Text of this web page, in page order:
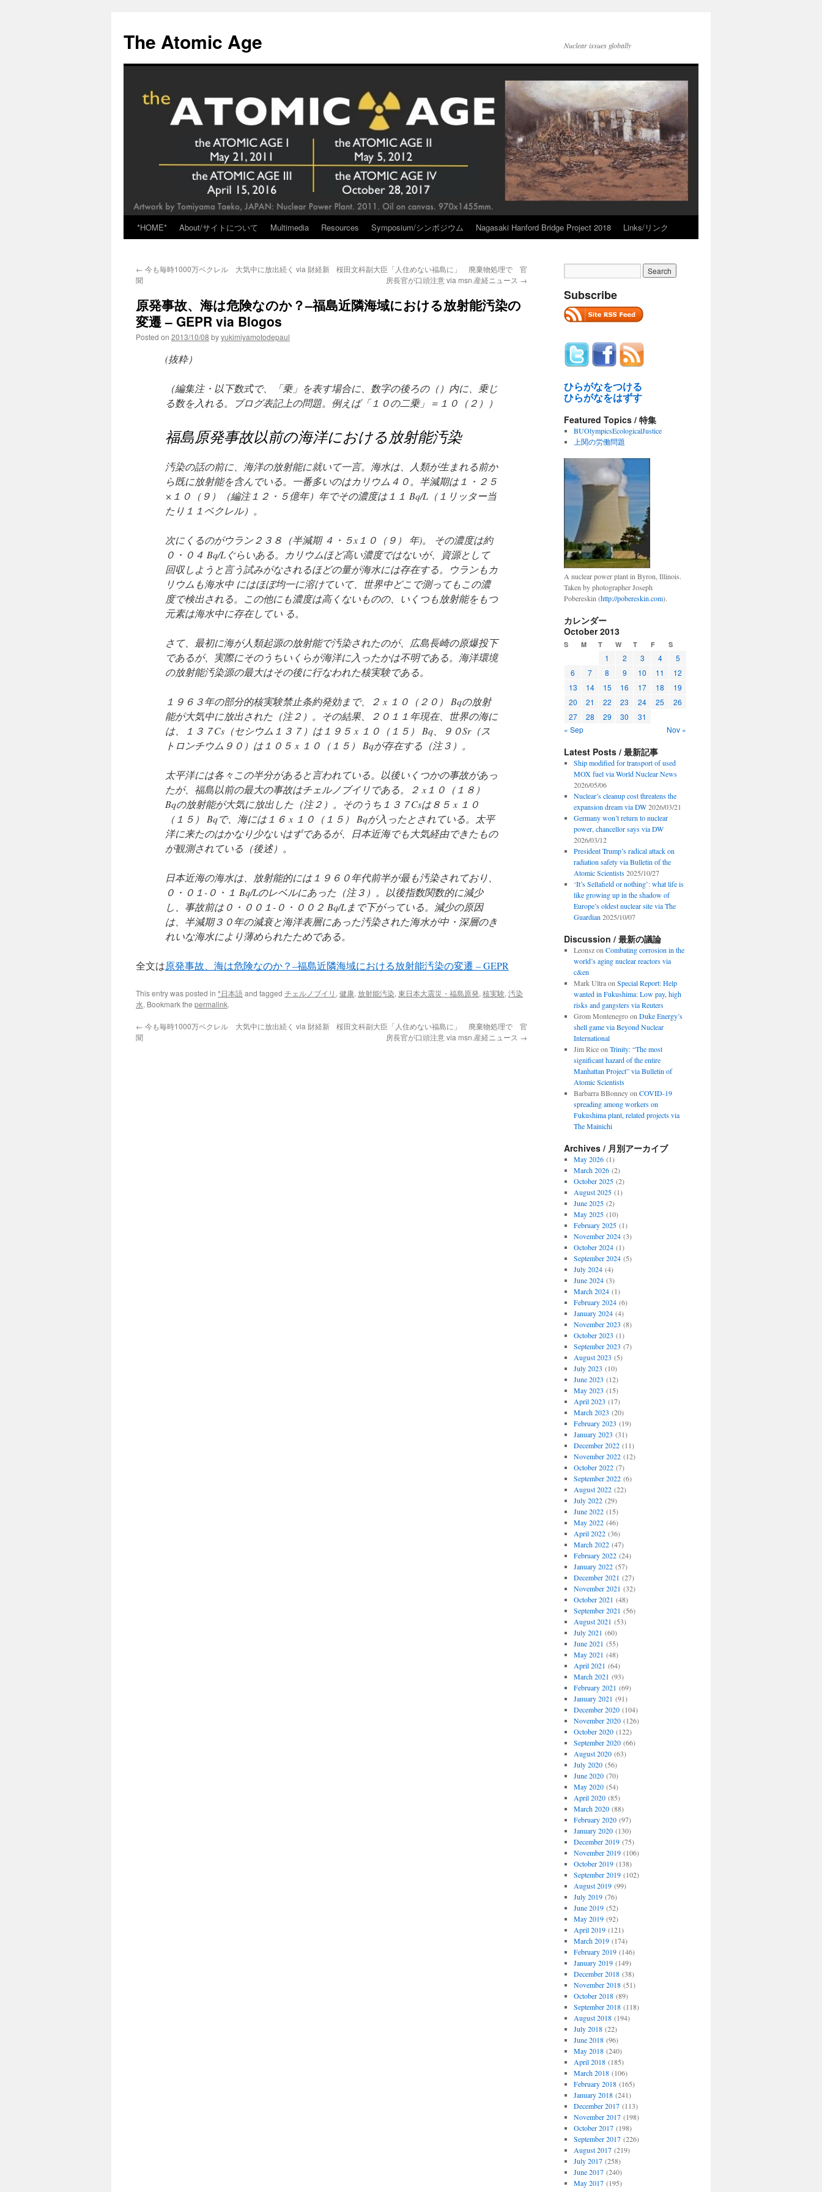
content
The Atomic Age Nuclear issues globally
*HOME* About/サイトについて Multimedia Resources Symposium/シンポジウム Nagasaki Hanford Bridge Project 2018 Links/リンク
← 今も毎時1000万ベクレル 大気中に放出続く via 財経新
聞
桜田文科副大臣「人住めない福島に」 廃棄物処理で 官
房長官が口頭注意 via msn.産経ニュース →
原発事故、海は危険なのか？–福島近隣海域における放射能汚染の
変遷 – GEPR via Blogos
Posted on 2013/10/08 byyukimiyamotodepaul
(抜粋）
（編集注・以下数式で、「乗」を表す場合に、数字の後ろの（）内に、乗じ
る数を入れる。ブログ表記上の問題。例えば「１０の二乗」＝１０（２））
福島原発事故以前の海洋における放射能汚染
汚染の話の前に、海洋の放射能に就いて一言。海水は、人類が生まれる前か
ら既に放射能を含んでいる。一番多いのはカリウム４０。半減期は１・２５
×１０（９）（編注１２・５億年）年でその濃度は１１ Bq/L（１リッター当
たり１１ベクレル）。
次にくるのがウラン２３８（半減期 ４・５x１０（９） 年)。 その濃度は約
０・０４ Bq/Lぐらいある。カリウムほど高い濃度ではないが、資源として
回収しようと言う試みがなされるほどの量が海水には存在する。ウランもカ
リウムも海水中 にはほぼ均一に溶けていて、世界中どこで測ってもこの濃
度で検出される。この他にも濃度は高くないものの、いくつも放射能をもつ
元素は海水中に存在してい る。
さて、最初に海が人類起源の放射能で汚染されたのが、広島長崎の原爆投下
であるが、実際にそのうちいくらが海洋に入ったかは不明である。海洋環境
の放射能汚染源の最大はその後に行なわれた核実験である。
１９６３年の部分的核実験禁止条約発効まで、２ x １０（２０） Bqの放射
能が大気中に放出された（注２）。その結果、２０１１年現在、世界の海に
は、１３７Cs（セシウム１３７）は１９５ x １０（１５） Bq、９０Sr（ス
トロンチウム９０）は１０５ x １０（１５） Bqが存在する（注３）。
太平洋には各々この半分があると言われている。以後いくつかの事故があっ
たが、福島以前の最大の事故はチェルノブイリである。２ x１０（１８）
Bqの放射能が大気に放出した（注２）。そのうち１３７Csは８５ x １０
（１５） Bqで、海には１６ x １０（１５） Bqが入ったとされている。太平
洋に来たのはかなり少ないはずであるが、日本近海でも大気経由できたもの
が観測されている（後述）。
日本近海の海水は、放射能的には１９６０年代前半が最も汚染されており、
０・０１-０・１ Bq/Lのレベルにあった（注３）。以後指数関数的に減少
し、事故前は０・００１-０・００２ Bq/Lまで下がっている。減少の原因
は、半減期３０年の減衰と海洋表層にあった汚染された海水が中・深層のき
れいな海水により薄められたためである。
全文は原発事故、海は危険なのか？–福島近隣海域における放射能汚染の変遷 – GEPR
This entry was posted in *日本語and tagged チェルノブイリ , 健康, 放射能汚染, 東日本大震災・福島原発, 核実験, 汚染
水. Bookmark the permalink.
← 今も毎時1000万ベクレル 大気中に放出続く via 財経新
聞
桜田文科副大臣「人住めない福島に」 廃棄物処理で 官
房長官が口頭注意 via msn.産経ニュース →
Subscribe
ひらがなをつける
ひらがなをはずす
Featured Topics / 特集
BUOlympicsEcologicalJustice
上関の労働問題
A nuclear power plant in Byron, Illinois.
Taken by photographer Joseph
Pobereskin (http://pobereskin.com).
カレンダー
October 2013
S M T W T F S
1 2 3 4
5
6
7 8 9 10 11
12
13
14 15 16 17 18
19
20
21 22 23 24 25
26
27
28 29 30
31
« Sep
Nov »
Latest Posts / 最新記事
Ship modified for transport of used
MOX fuel via World Nuclear News
2026/05/06
Nuclear’s cleanup cost threatens the
expansion dream via DW 2026/03/21
Germany won’t return to nuclear
power, chancellor says via DW
2026/03/12
President Trump’s radical attack on
radiation safety via Bulletin of the
Atomic Scientists 2025/10/27
‘It’s Sellafield or nothing’: what life is
like growing up in the shadow of
Europe’s oldest nuclear site via The
Guardian 2025/10/07
Discussion / 最新の議論
Leonszon Combating corrosion in the
world’s aging nuclear reactors via
c&en
Mark Ultraon Special Report: Help
wanted in Fukushima: Low pay, high
risks and gangsters via Reuters
Grom Montenegroon Duke Energy’s
shell game via Beyond Nuclear
International
Jim Riceon Trinity: “The most
significant hazard of the entire
Manhattan Project” via Bulletin of
Atomic Scientists
Barbarra BBonneyon COVID-19
spreading among workers on
Fukushima plant, related projects via
The Mainichi
Archives / 月別アーカイブ
May 2026(1)
March 2026(2)
October 2025(2)
August 2025(1)
June 2025(2)
May 2025(10)
February 2025(1)
November 2024(3)
October 2024(1)
September 2024(5)
July 2024(4)
June 2024(3)
March 2024(1)
February 2024(6)
January 2024(4)
November 2023 (8)
October 2023 (1)
September 2023 (7)
August 2023 (5)
July 2023 (10)
June 2023 (12)
May 2023 (15)
April 2023 (17)
March 2023 (20)
February 2023 (19)
January 2023 (31)
December 2022(11)
November 2022(12)
October 2022(7)
September 2022(6)
August 2022(22)
July 2022(29)
June 2022(15)
May 2022(46)
April 2022(36)
March 2022(47)
February 2022(24)
January 2022(57)
December 2021 (27)
November 2021 (32)
October 2021 (48)
September 2021 (56)
August 2021 (53)
July 2021 (60)
June 2021 (55)
May 2021 (48)
April 2021 (64)
March 2021 (93)
February 2021 (69)
January 2021 (91)
December 2020(104)
November 2020(126)
October 2020(122)
September 2020(66)
August 2020(63)
July 2020(56)
June 2020(70)
May 2020(54)
April 2020(85)
March 2020(88)
February 2020(97)
January 2020(130)
December 2019(75)
November 2019(106)
October 2019(138)
September 2019(102)
August 2019(99)
July 2019(76)
June 2019(52)
May 2019(92)
April 2019(121)
March 2019(174)
February 2019(146)
January 2019(149)
December 2018(38)
November 2018(51)
October 2018(89)
September 2018(118)
August 2018(194)
July 2018(22)
June 2018(96)
May 2018(240)
April 2018(185)
March 2018(106)
February 2018(165)
January 2018(241)
December 2017(113)
November 2017(198)
October 2017(198)
September 2017(226)
August 2017(219)
July 2017(258)
June 2017(240)
May 2017(195)